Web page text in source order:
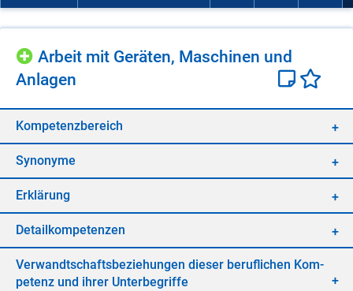
Ar­beit mit Ge­rä­ten, Ma­schi­nen und
An­la­gen
Kom­pe­tenz­be­reich
Syn­ony­me
Er­klä­rung
De­tail­kom­pe­ten­zen
Ver­wandt­schafts­be­zie­hun­gen die­ser be­ruf­li­chen Kom­
pe­tenz und ih­rer Un­ter­be­grif­fe